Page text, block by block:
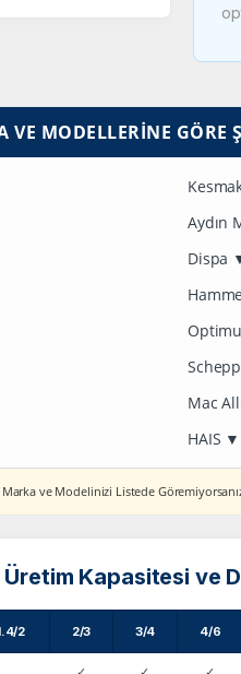
MODELLERINE GÖRE
Aydın
Dispa
Hamme
Mac
HAIS ▼
ve Modelinizi Listede
Üretim Kapasitesi ve
2 2/3 3/4 4/6